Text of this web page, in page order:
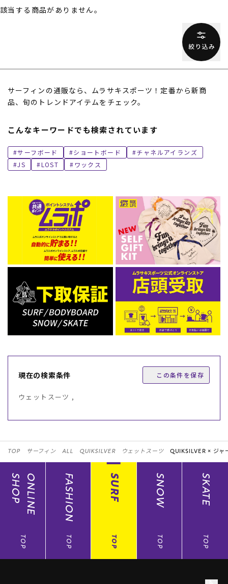
該当する商品がありません。
サーフィンの通販なら、ムラサキスポーツ！定番から新商
品、旬のトレンドアイテムをチェック。
こんなキーワードでも検索されています
サーフボード ショートボード
チャネルアイランズ
JS
LOST ワックス
現在の検索条件 この条件を保存
ウェットスーツ ,
TOP サーフィン ALL QUIKSILVER ウェットスーツ QUIKSILVER × ジャ
ONLINE
SHOP
TOP
FASHION
TOP
SURF
TOP
SNOW
TOP
SKATE
TOP